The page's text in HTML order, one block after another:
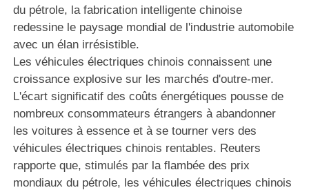
du pétrole, la fabrication intelligente chinoise
redessine le paysage mondial de l'industrie automobile
avec un élan irrésistible.
Les véhicules électriques chinois connaissent une
croissance explosive sur les marchés d'outre-mer.
L'écart significatif des coûts énergétiques pousse de
nombreux consommateurs étrangers à abandonner
les voitures à essence et à se tourner vers des
véhicules électriques chinois rentables. Reuters
rapporte que, stimulés par la flambée des prix
mondiaux du pétrole, les véhicules électriques chinois